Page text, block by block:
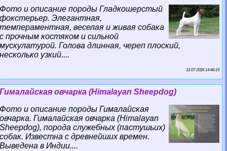
Фото и описание породы Гладкошерстый
фокстерьер. Элегантная,
темпераментная, веселая и живая собака
с прочным костяком и сильной
мускулатурой. Голова длинная, череп плоский,
несколько узкий....
13 07 2026 14:46:19
Гималайская овчарка (Himalayan Sheepdog)
Фото и описание породы Гималайская
овчарка. Гималайская овчарка (Himalayan
Sheepdog), порода служебных (пастушьих)
собак. Известна с древнейших времен.
Выведена в Индии....